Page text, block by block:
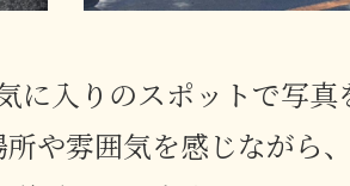
に入りのスポットで写真
や雰囲気を感じながら、